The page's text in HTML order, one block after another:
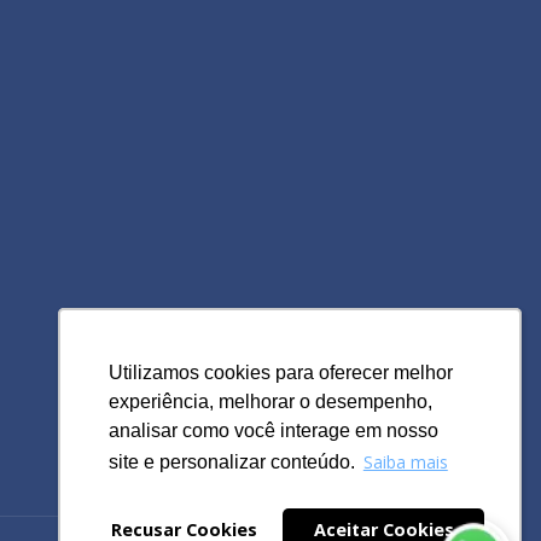
Utilizamos cookies para oferecer melhor
experiência, melhorar o desempenho,
analisar como você interage em nosso
site e personalizar conteúdo. Saiba mais
Recusar Cookies Aceitar Cookies
Utilizamos cookies para oferecer melhor
experiência, melhorar o desempenho,
analisar como você interage em nosso
site e personalizar conteúdo. Saiba mais
Recusar Cookies Aceitar Cookies